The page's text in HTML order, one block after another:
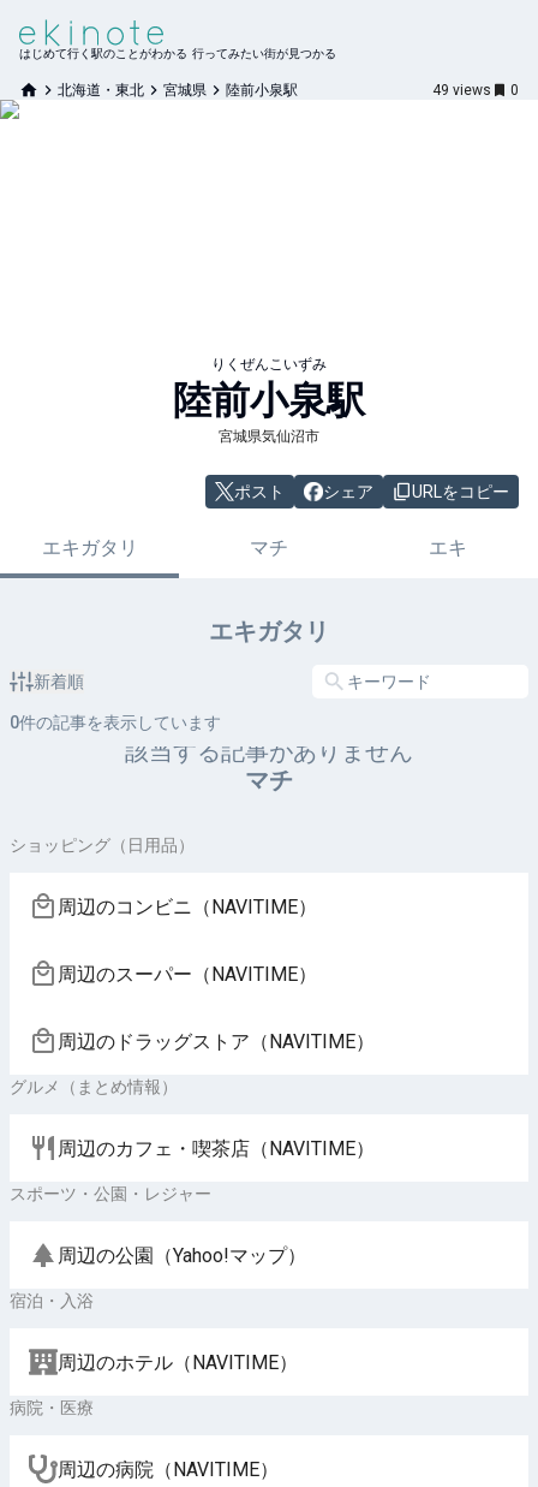
はじめて行く駅のことがわかる 行ってみたい街が見つかる
北海道・東北 宮城県 陸前小泉駅 49 views 0
りくぜんこいずみ
陸前小泉駅
宮城県気仙沼市
ポスト シェア URLをコピー
エキガタリ マチ エキ
エキガタリ
新着順
0件の記事を表示しています
該当する記事がありません
マチ
ショッピング（日用品）
周辺のコンビニ（NAVITIME）
周辺のスーパー（NAVITIME）
周辺のドラッグストア（NAVITIME）
グルメ（まとめ情報）
周辺のカフェ・喫茶店（NAVITIME）
スポーツ・公園・レジャー
周辺の公園（Yahoo!マップ）
宿泊・入浴
周辺のホテル（NAVITIME）
病院・医療
周辺の病院（NAVITIME）